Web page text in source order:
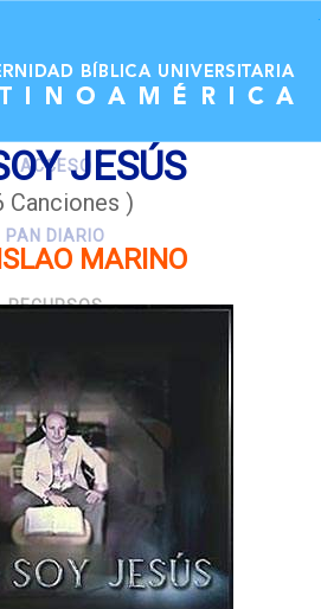
ACCESO
PAN DIARIO
RECURSOS
JESÚS
Canciones )
MARINO